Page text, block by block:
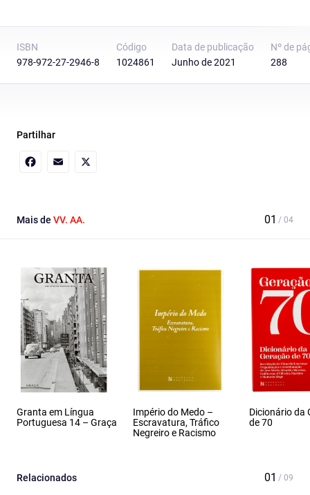
ISBN
978-972-27-2946-8
Código
1024861
Data de publicação
Junho de 2021
Nº de
288
Partilhar
Mais de VV. AA.
Granta em Língua
Portuguesa 14 – Graça
Império do Medo –
Escravatura, Tráfico
Negreiro e Racismo
Dicionário da
de 70
Relacionados